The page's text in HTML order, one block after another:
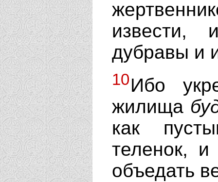
извести,
дубравы и
10Ибо
жилища
как
теленок,
объедать